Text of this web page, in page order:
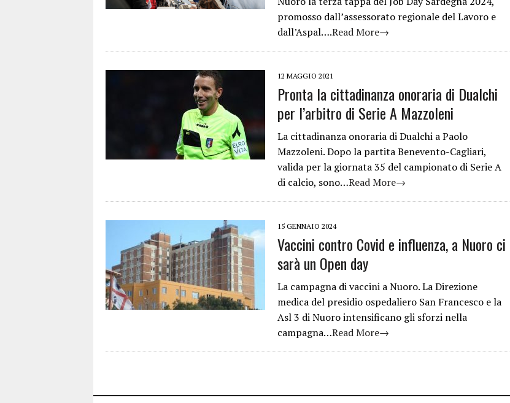
promosso dall’assessorato regionale del Lavoro e
dall’Aspal….Read More→
12 MAGGIO 2021
Pronta la cittadinanza onoraria di Dualchi
per l’arbitro di Serie A Mazzoleni
La cittadinanza onoraria di Dualchi a Paolo
Mazzoleni. Dopo la partita Benevento-Cagliari,
valida per la giornata 35 del campionato di Serie A
di calcio, sono…Read More→
15 GENNAIO 2024
Vaccini contro Covid e influenza, a Nuoro ci
sarà un Open day
La campagna di vaccini a Nuoro. La Direzione
medica del presidio ospedaliero San Francesco e la
Asl 3 di Nuoro intensificano gli sforzi nella
campagna…Read More→